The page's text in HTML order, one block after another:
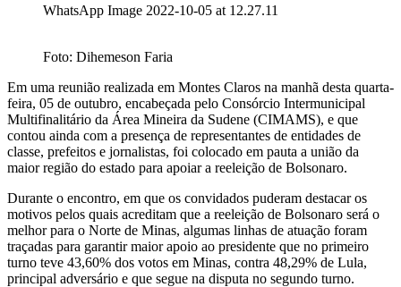
WhatsApp Image 2022-10-05 at 12.27.11
Foto: Dihemeson Faria
Em uma reunião realizada em Montes Claros na manhã desta quarta-
feira, 05 de outubro, encabeçada pelo Consórcio Intermunicipal
Multifinalitário da Área Mineira da Sudene (CIMAMS), e que
contou ainda com a presença de representantes de entidades de
classe, prefeitos e jornalistas, foi colocado em pauta a união da
maior região do estado para apoiar a reeleição de Bolsonaro.
Durante o encontro, em que os convidados puderam destacar os
motivos pelos quais acreditam que a reeleição de Bolsonaro será o
melhor para o Norte de Minas, algumas linhas de atuação foram
traçadas para garantir maior apoio ao presidente que no primeiro
turno teve 43,60% dos votos em Minas, contra 48,29% de Lula,
principal adversário e que segue na disputa no segundo turno.